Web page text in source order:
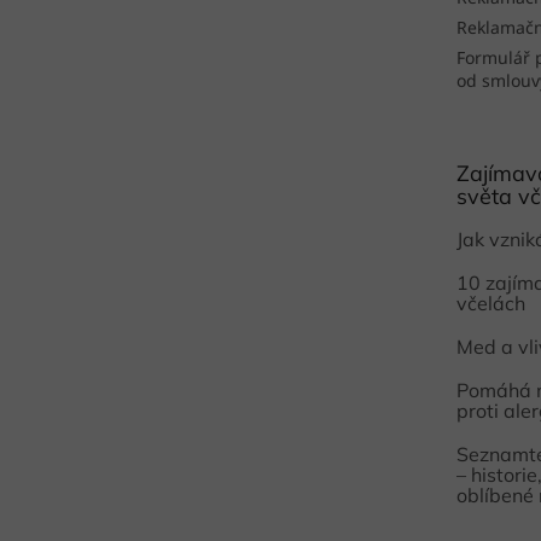
Formulář
od
světa
Jak
10
včelách
Med a
Pomáhá
proti
–
oblíbené